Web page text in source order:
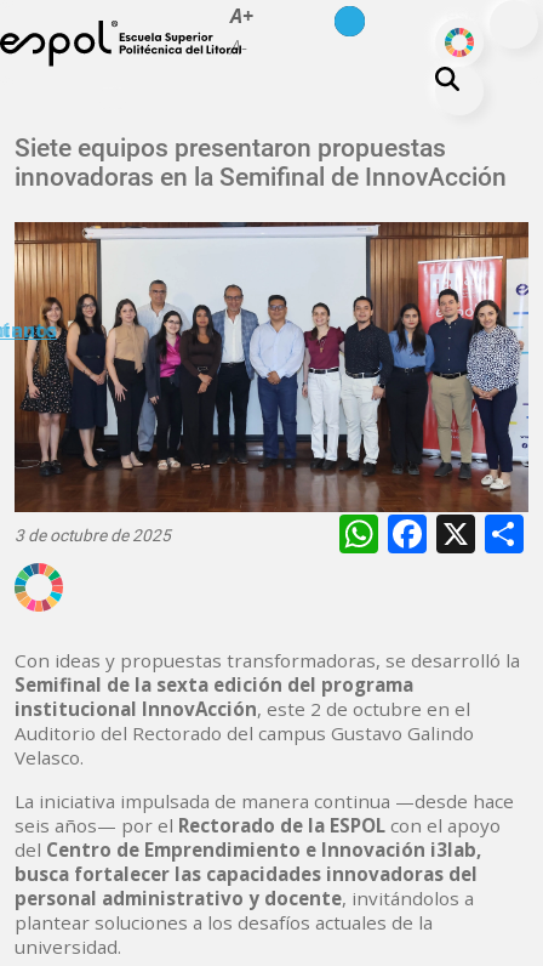
Pasar al contenido principal
A+
A-
ODS
La ESPOL
Educación
Vida politécnica
Investigación
Nuestra Huella
Transparencia
Siete equipos presentaron propuestas
innovadoras en la Semifinal de InnovAcción
3 de octubre de 2025 X
Con ideas y propuestas transformadoras, se desarrolló la
Semifinal de la sexta edición del programa
institucional InnovAcción, este 2 de octubre en el
Auditorio del Rectorado del campus Gustavo Galindo
Velasco.
La iniciativa impulsada de manera continua —desde hace
seis años— por el Rectorado de la ESPOL con el apoyo
del Centro de Emprendimiento e Innovación i3lab,
busca fortalecer las capacidades innovadoras del
personal administrativo y docente, invitándolos a
plantear soluciones a los desafíos actuales de la
universidad.